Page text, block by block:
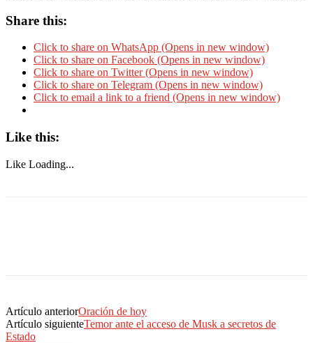
Share this:
Click to share on WhatsApp (Opens in new window)
Click to share on Facebook (Opens in new window)
Click to share on Twitter (Opens in new window)
Click to share on Telegram (Opens in new window)
Click to email a link to a friend (Opens in new window)
Like this:
Like Loading...
Artículo anteriorOración de hoy
Artículo siguienteTemor ante el acceso de Musk a secretos de
Estado